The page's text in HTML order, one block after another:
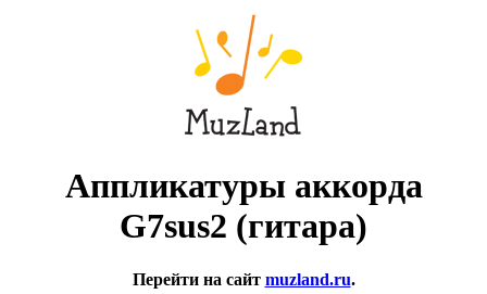
Аппликатуры аккорда
G7sus2 (гитара)
Перейти на сайт muzland.ru.